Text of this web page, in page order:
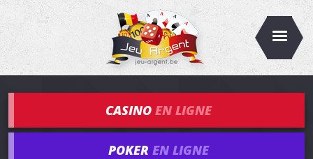
CASINO EN LIGNE
POKER EN LIGNE